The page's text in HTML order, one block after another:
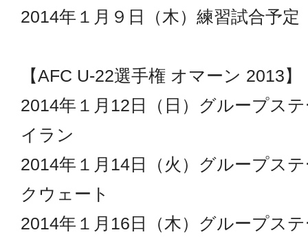
2014年１月９日（木）練習試合予定
【AFC U-22選手権 オマーン 2013】
2014年１月12日（日）グループス
イラン
2014年１月14日（火）グループス
クウェート
2014年１月16日（木）グループス